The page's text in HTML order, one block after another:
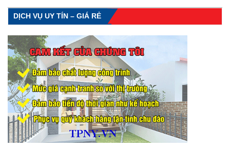
DỊCH VỤ UY TÍN – GIÁ RẺ